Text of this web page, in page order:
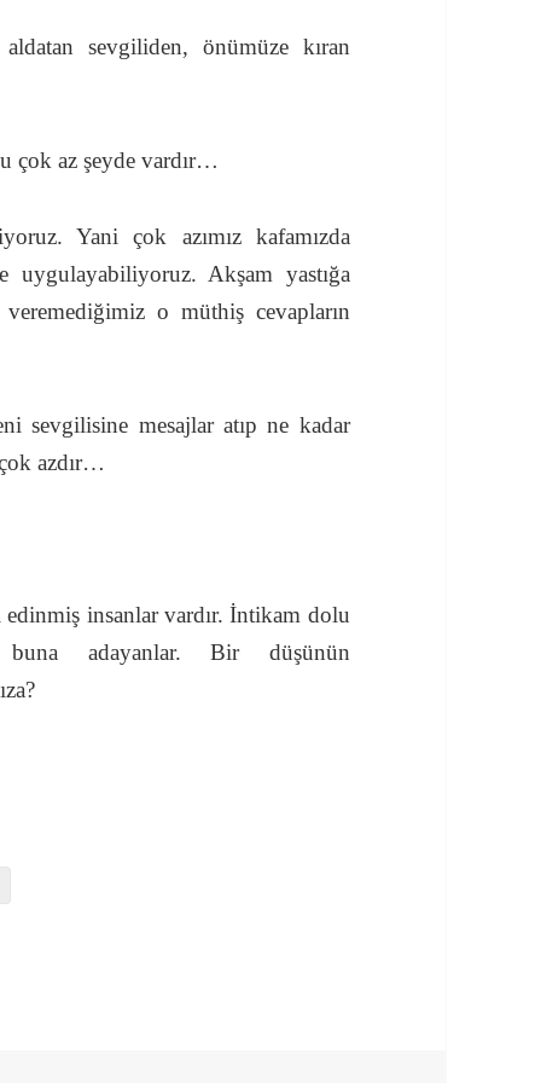
sevgiliden, önümüze kıran
çok az şeyde vardır…
Yani çok azımız kafamızda
uygulayabiliyoruz. Akşam yastığa
veremediğimiz o müthiş cevapların
sevgilisine mesajlar atıp ne kadar
azdır…
insanlar vardır. İntikam dolu
buna adayanlar. Bir düşünün